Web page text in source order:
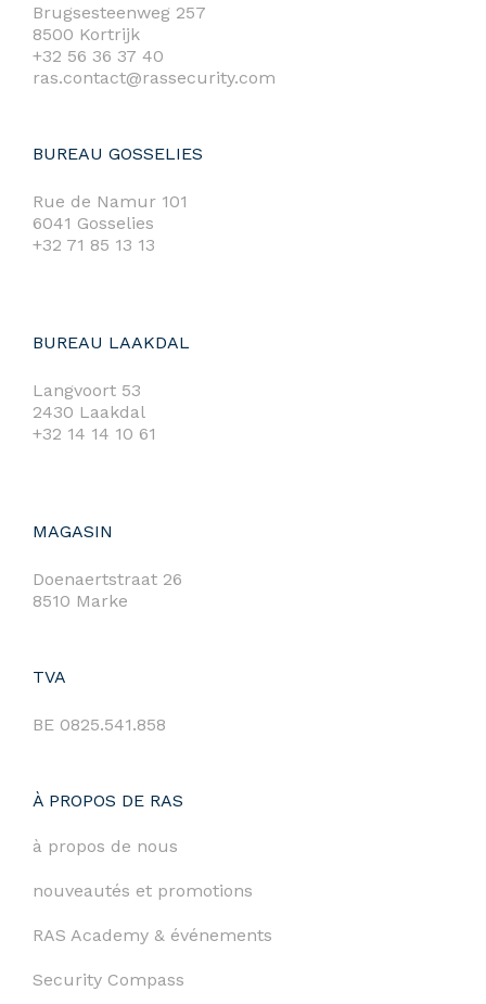
Brugsesteenweg 257
8500 Kortrijk
+32 56 36 37 40
ras.contact@rassecurity.com
BUREAU GOSSELIES
Rue de Namur 101
6041 Gosselies
+32 71 85 13 13
BUREAU LAAKDAL
Langvoort 53
2430 Laakdal
+32 14 14 10 61
MAGASIN
Doenaertstraat 26
8510 Marke
TVA
BE 0825.541.858
À PROPOS DE RAS
à propos de nous
nouveautés et promotions
RAS Academy & événements
Security Compass